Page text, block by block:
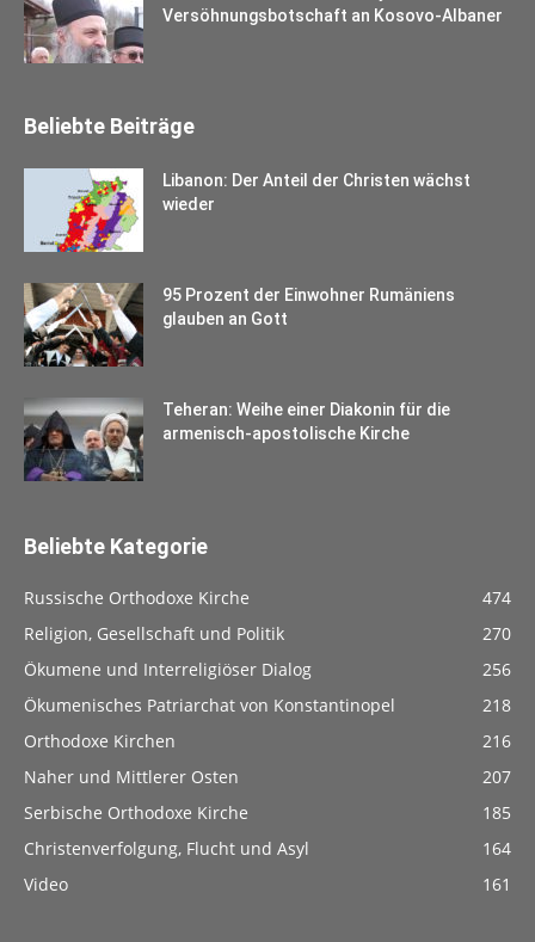
Versöhnungsbotschaft an Kosovo-Albaner
Beliebte Beiträge
Libanon: Der Anteil der Christen wächst
wieder
95 Prozent der Einwohner Rumäniens
glauben an Gott
Teheran: Weihe einer Diakonin für die
armenisch-apostolische Kirche
Beliebte Kategorie
Russische Orthodoxe Kirche
474
Religion, Gesellschaft und Politik
270
Ökumene und Interreligiöser Dialog
256
Ökumenisches Patriarchat von Konstantinopel
218
Orthodoxe Kirchen
216
Naher und Mittlerer Osten
207
Serbische Orthodoxe Kirche
185
Christenverfolgung, Flucht und Asyl
164
Video
161